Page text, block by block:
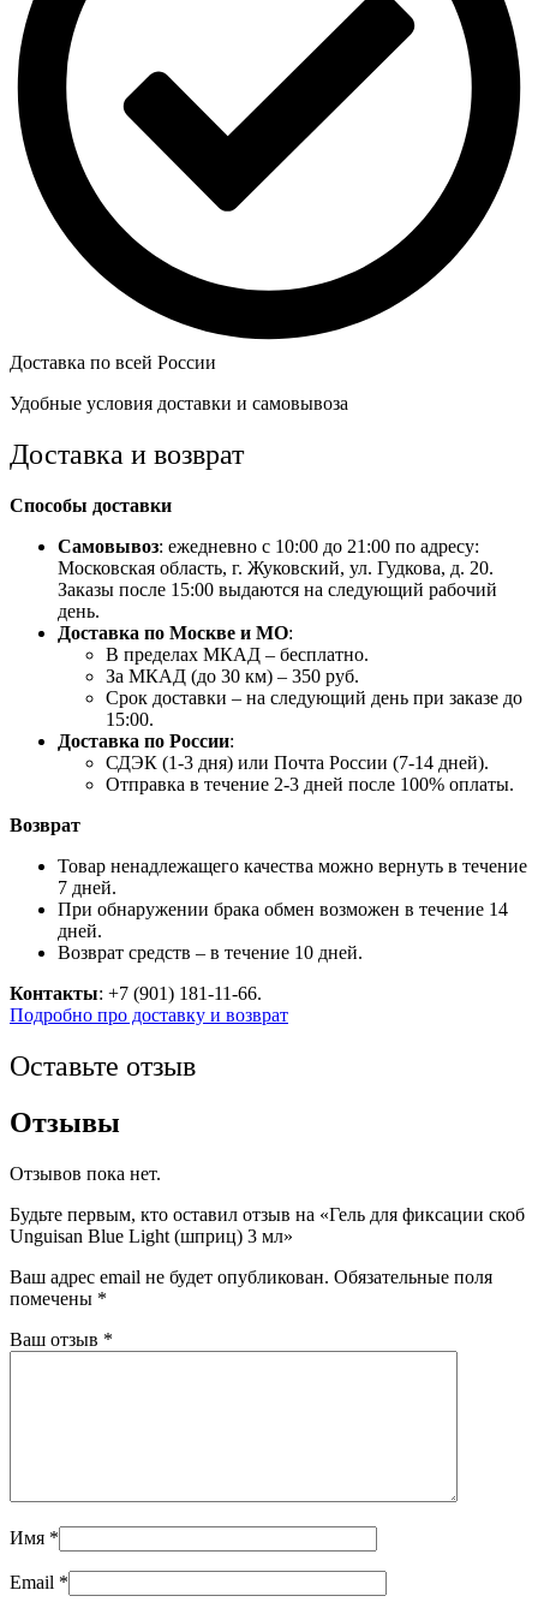
Доставка по всей России
Удобные условия доставки и самовывоза
Доставка и возврат
Способы доставки
Самовывоз: ежедневно с 10:00 до 21:00 по адресу:
Московская область, г. Жуковский, ул. Гудкова, д. 20.
Заказы после 15:00 выдаются на следующий рабочий
день.
Доставка по Москве и МО:
В пределах МКАД – бесплатно.
За МКАД (до 30 км) – 350 руб.
Срок доставки – на следующий день при заказе до
15:00.
Доставка по России:
СДЭК (1-3 дня) или Почта России (7-14 дней).
Отправка в течение 2-3 дней после 100% оплаты.
Возврат
Товар ненадлежащего качества можно вернуть в течение
7 дней.
При обнаружении брака обмен возможен в течение 14
дней.
Возврат средств – в течение 10 дней.
Контакты: +7 (901) 181-11-66.
Подробно про доставку и возврат
Оставьте отзыв
Отзывы
Отзывов пока нет.
Будьте первым, кто оставил отзыв на «Гель для фиксации скоб
Unguisan Blue Light (шприц) 3 мл»
Ваш адрес email не будет опубликован. Обязательные поля
помечены *
Ваш отзыв *
Имя *
Email *